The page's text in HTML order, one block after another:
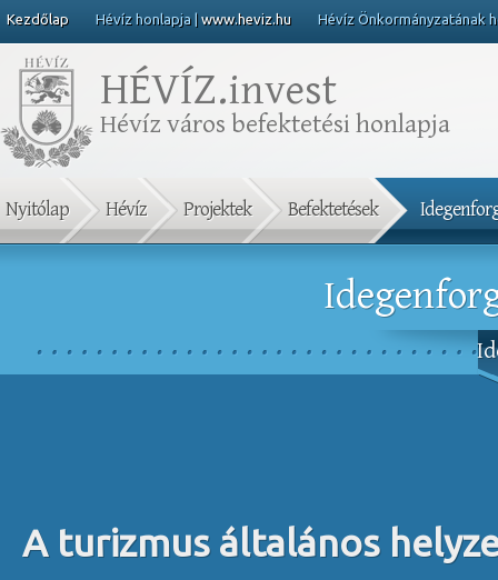
Kezdőlap Hévíz honlapja | www.heviz.hu Hévíz Önkormányzatának
HÉVÍZ.invest
Hévíz város befektetési honlapja
Nyitólap Hévíz Projektek Befektetések
A turizmus általános